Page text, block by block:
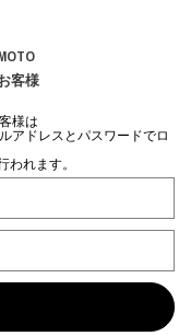
客様
様は
アドレスとパスワードでロ
れます。